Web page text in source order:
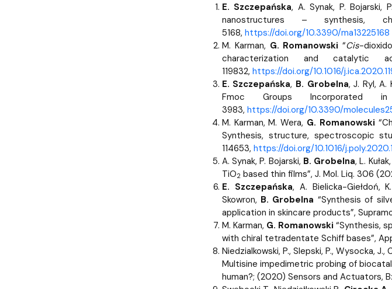
E. Szczepańska, A. Synak, P. Bojarski,
nanostructures – synthesis,
5168, https://doi.org/10.3390/ma13225168
M. Karman, G. Romanowski “Cis-
characterization and catalytic
119832, https://doi.org/10.1016/
E. Szczepańska, B. Grobelna, J. Ryl,
Fmoc Groups Incorporated
3983, https://doi.org/10.3390/
M. Karman, M. Wera, G. Romanowski
Synthesis, structure, spectroscopic
114653, https://doi.org/10.1016/
A. Synak, P. Bojarski, B. Grobelna, L. Kułak,
TiO2 based thin films”, J. Mol. Liq. 306
E. Szczepańska, A. Bielicka-Giełdoń,
Skowron, B. Grobelna “Synthesis of
application in skincare products”,
M. Karman, G. Romanowski “Synthesis,
with chiral tetradentate Schiff bases”,
Niedzialkowski, P., Slepski, P., Wysocka,
Multisine impedimetric probing of
human?; (2020) Sensors and Actuators,